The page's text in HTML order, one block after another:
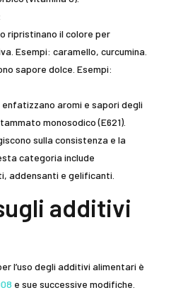
ripristinano il colore per
Esempi: caramello, curcumina.
sapore dolce. Esempi:
enfatizzano aromi e sapori degli
monosodico (E621).
sulla consistenza e la
categoria include
addensanti e gelificanti.
additivi
l’uso degli additivi alimentari è
e sue successive modifiche.